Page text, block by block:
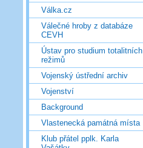
Válka.cz
Válečné hroby z databáze
CEVH
Ústav pro studium totalitních
režimů
Vojenský ústřední archiv
Vojenství
Background
Vlastenecká památná místa
Klub přátel pplk. Karla